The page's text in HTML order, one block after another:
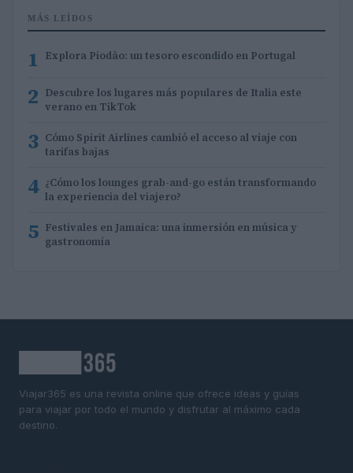
MÁS LEÍDOS
1 Explora Piodão: un tesoro escondido en Portugal
2 Descubre los lugares más populares de Italia este
verano en TikTok
3 Cómo Spirit Airlines cambió el acceso al viaje con
tarifas bajas
4 ¿Cómo los lounges grab-and-go están transformando
la experiencia del viajero?
5 Festivales en Jamaica: una inmersión en música y
gastronomía
Viajar365 es una revista online que ofrece ideas y guías
para viajar por todo el mundo y disfrutar al máximo cada
destino.